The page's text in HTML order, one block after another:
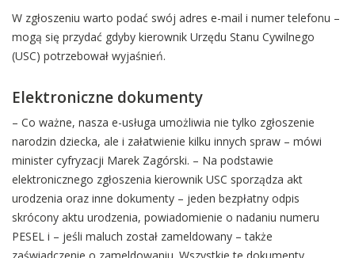
W zgłoszeniu warto podać swój adres e-mail i numer telefonu –
mogą się przydać gdyby kierownik Urzędu Stanu Cywilnego
(USC) potrzebował wyjaśnień.
Elektroniczne dokumenty
– Co ważne, nasza e-usługa umożliwia nie tylko zgłoszenie
narodzin dziecka, ale i załatwienie kilku innych spraw – mówi
minister cyfryzacji Marek Zagórski. – Na podstawie
elektronicznego zgłoszenia kierownik USC sporządza akt
urodzenia oraz inne dokumenty – jeden bezpłatny odpis
skrócony aktu urodzenia, powiadomienie o nadaniu numeru
PESEL i – jeśli maluch został zameldowany – także